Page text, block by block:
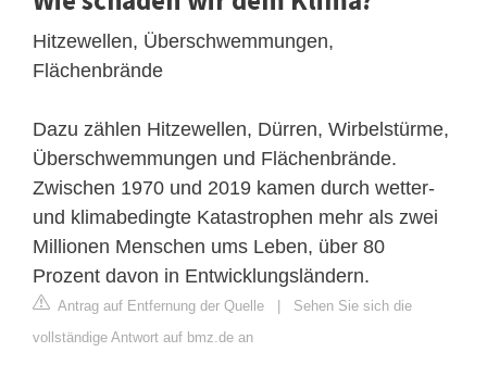
Hitzewellen, Überschwemmungen,
Flächenbrände
Dazu zählen Hitzewellen, Dürren, Wirbelstürme,
Überschwemmungen und Flächenbrände.
Zwischen 1970 und 2019 kamen durch wetter-
und klimabedingte Katastrophen mehr als zwei
Millionen Menschen ums Leben, über 80
Prozent davon in Entwicklungsländern.
Antrag auf Entfernung der Quelle | Sehen Sie sich die
vollständige Antwort auf bmz.de an